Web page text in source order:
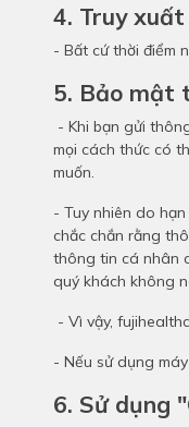
4. Truy
- Bất cứ thời điểm
5. Bảo mật
- Khi bạn gửi
mọi cách thức có
muốn.
- Tuy nhiên do
chắc chắn rằng
thông tin cá nhân
quý khách không
- Vì vậy,
- Nếu sử dụng
6. Sử dụng